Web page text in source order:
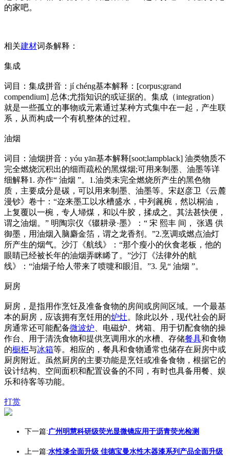
的家吧。
相关建材词条解释：
集成
词目：集成拼音：jí chéng基本解释：[corpus;grand
compendium] 总体;尤指知识的或证据的。集成（integration）
就是一些孤立的事物或元素通过某种方式集中在一起，产生联
系，从而构成一个有机整体的过程。
油烟
词目：油烟拼音：yóu yān基本解释[soot;lampblack] 油类物质不
完全燃烧沉积出的细而疏松的黑煤烟;可用来制墨、油墨等详
细解释1. 亦作“ 油烟 ”。1.油类未完全燃烧所产生的黑色物
质，主要成分是碳，可以用来制墨、油墨等。宋赵彦卫《云麓
漫钞》卷十：“迩来墨工以水槽盛水，中列麄椀，然以桐油，
上复覆以一椀，专人埽煤，和以牛胶，揉成之。其法甚快便，
谓之油烟。” 明陶宗仪《辍耕录·墨》：“ 宋 熙丰 间， 张遇 供
御墨，用油烟入脑麝金箔，谓之龙香剂。”2.烹调或燃点油灯
所产生的烟气。沙汀《航线》：“那个瘦小的伙食老板，他的
眼睛已经被长年的油烟弄眯睎了。”沙汀《法律外的航
线》：“油烟子给人带来了喷嚏和眼泪。”3. 见“ 油烟 ”。
厨房
厨房，是指用作烹饪及准备食物的房间或房间区域。一个最基
本的厨房，应该拥有烹饪用的炉灶。除此以外，现代社会的厨
房通常还可能配备微波炉 、电磁炉、烤箱、用于切配食物的操
作台、用于清洗食物和提供烹调用水的水槽、存储餐具和食物
的橱柜与冰箱等。相应的，餐具和食物通常也储存在厨房中或
厨房附近。虽然厨房的主要功能是烹饪或准备食物，根据它的
设计结构、空间面积和配置设备的不同，有时也具备用餐、娱
乐和待客等功能。
打赏
下一篇:广州明慧科研级荧光显微镜应用于沥青荧光检测
上一篇:水性漆全面升级 佳德宝曼水性木器漆系列产品全面升级